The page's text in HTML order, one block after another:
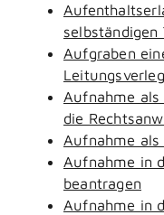
selbständigen
Aufgraben
Aufnahme als
die
Aufnahme als
Aufnahme in
beantragen
Aufnahme in